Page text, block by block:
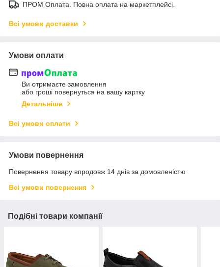
ПРОМ Оплата. Повна оплата на маркетплейсі.
Всі умови доставки
Умови оплати
Ви отримаєте замовлення
або гроші повернуться на вашу картку
Детальніше
Всі умови оплати
Умови повернення
Повернення товару впродовж 14 днів за домовленістю
Всі умови повернення
Подібні товари компанії